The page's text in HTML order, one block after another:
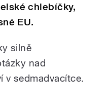
chlebíčky,
EU.
silně
nad
v sedmadvacítce.